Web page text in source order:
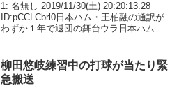
1: 名無し 2019/11/30(土) 20:20:13.28
ID:pCCLCbrl0日本ハム・王柏融の通訳が
わずか１年で退団の舞台ウラ日本ハムの
る。蕭氏は２００８...
柳田悠岐練習中の打球が当たり緊
急搬送